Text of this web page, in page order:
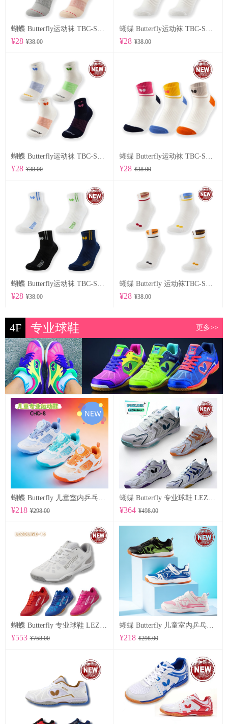
¥28 ¥38.00 ¥28 ¥38.00
¥28 ¥38.00 ¥28 ¥38.00
¥28 ¥38.00 ¥28 ¥38.00
4F 专业球鞋 更多>>
蝴蝶 Butterfly 儿童室内乒乓球鞋 CHD-8
¥218 ¥298.00
蝴蝶 Butterfly 专业球鞋 LEZOLINE-17
¥364 ¥498.00
蝴蝶 Butterfly 专业球鞋 LEZOLINE-15
¥553 ¥758.00
蝴蝶 Butterfly 儿童室内乒乓球鞋 CHD-7
¥218 ¥298.00